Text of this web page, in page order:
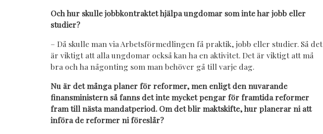
Och hur skulle jobbkontraktet hjälpa ungdomar som inte har jobb eller
studier?
– Då skulle man via Arbetsförmedlingen få praktik, jobb eller studier. Så det
är viktigt att alla ungdomar också kan ha en aktivitet. Det är viktigt att må
bra och ha någonting som man behöver gå till varje dag.
Nu är det många planer för reformer, men enligt den nuvarande
finansministern så fanns det inte mycket pengar för framtida reformer
fram till nästa mandatperiod. Om det blir maktskifte, hur planerar ni att
införa de reformer ni föreslår?